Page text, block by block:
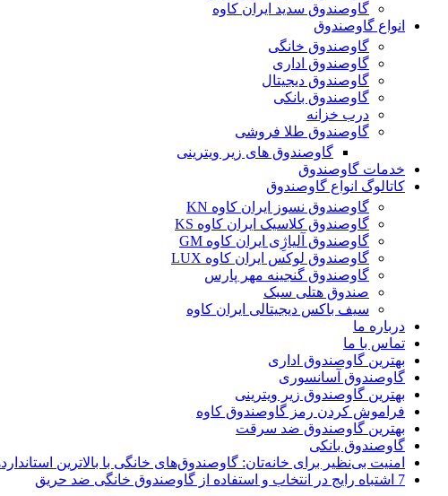
گاوصندوق سدید ایران کاوه
انواع گاوصندوق
گاوصندوق خانگی
گاوصندوق اداری
گاوصندوق دیجیتال
گاوصندوق بانکی
درب خزانه
گاوصندوق طلا فروشی
گاوصندوق های زیر ویترینی
خدمات گاوصندوق
کاتالوگ انواع گاوصندوق
گاوصندوق نسوز ایران کاوه KN
گاوصندوق کلاسیک ایران کاوه KS
گاوصندوق آلیاژِی ایران کاوه GM
گاوصندوق لوکس ایران کاوه LUX
گاوصندوق گنجینه مهر پارس
صندوق هتلی سبک
سیف باکس دیجیتالی ایران کاوه
درباره ما
تماس با ما
بهترین گاوصندوق اداری
گاوصندوق آسانسوری
بهترین گاوصندوق زیر ویترینی
فراموش کردن رمز گاوصندوق کاوه
بهترین گاوصندوق ضد سرقت
گاوصندوق بانکی
امنیت بی‌نظیر برای خانه‌تان: گاوصندوق‌های خانگی با بالاترین
7 اشتباه رایج در انتخاب و استفاده از گاوصندوق خانگی ضد حریق